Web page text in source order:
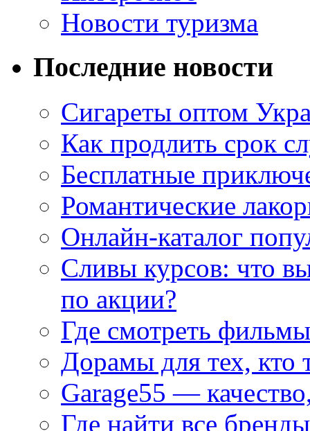
Новости туризма
Последние новости
Сигареты оптом
Как продлить срок
Бесплатные
Романтические
Онлайн-каталог
Сливы курсов: что
по акции?
Где смотреть
Дорамы для тех, кто
Garage55 —
Где найти все